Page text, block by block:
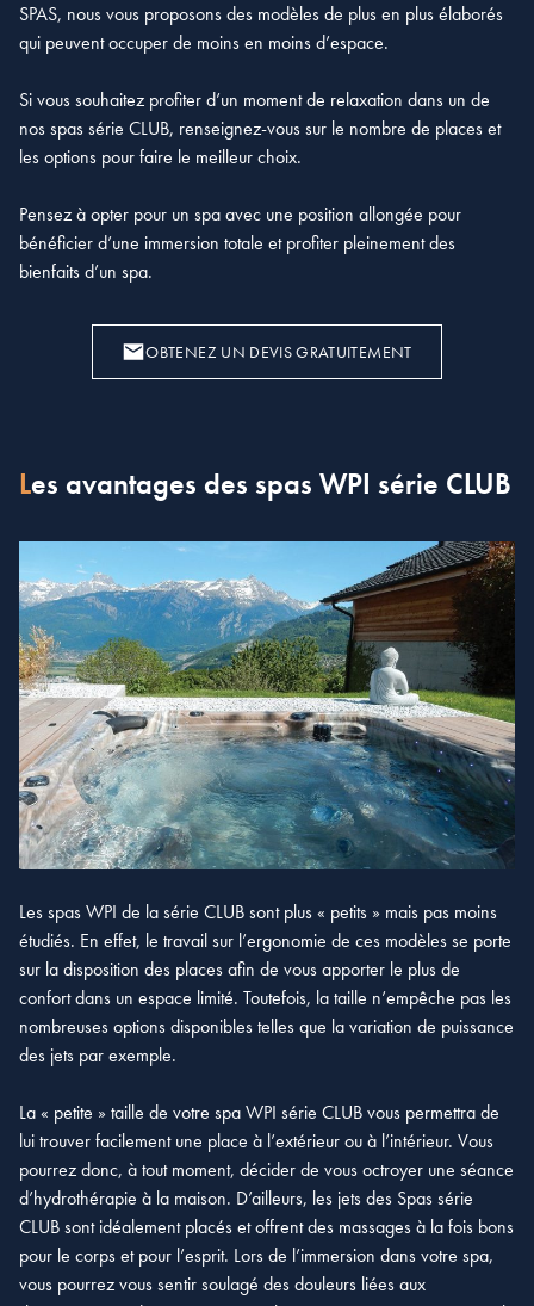
SPAS, nous vous proposons des modèles de plus en plus élaborés
qui peuvent occuper de moins en moins d’espace.
Si vous souhaitez profiter d’un moment de relaxation dans un de
nos spas série CLUB, renseignez-vous sur le nombre de places et
les options pour faire le meilleur choix.
Pensez à opter pour un spa avec une position allongée pour
bénéficier d’une immersion totale et profiter pleinement des
bienfaits d’un spa.
OBTENEZ UN DEVIS GRATUITEMENT
Les avantages des spas WPI série CLUB
Les spas WPI de la série CLUB sont plus « petits » mais pas moins
étudiés. En effet, le travail sur l’ergonomie de ces modèles se porte
sur la disposition des places afin de vous apporter le plus de
confort dans un espace limité. Toutefois, la taille n’empêche pas les
nombreuses options disponibles telles que la variation de puissance
des jets par exemple.
La « petite » taille de votre spa WPI série CLUB vous permettra de
lui trouver facilement une place à l’extérieur ou à l’intérieur. Vous
pourrez donc, à tout moment, décider de vous octroyer une séance
d’hydrothérapie à la maison. D’ailleurs, les jets des Spas série
CLUB sont idéalement placés et offrent des massages à la fois bons
pour le corps et pour l’esprit. Lors de l’immersion dans votre spa,
vous pourrez vous sentir soulagé des douleurs liées aux